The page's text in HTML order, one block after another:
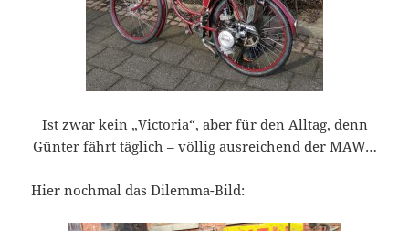
Ist zwar kein „Victoria“, aber für den Alltag, denn
Günter fährt täglich – völlig ausreichend der MAW…
Hier nochmal das Dilemma-Bild: